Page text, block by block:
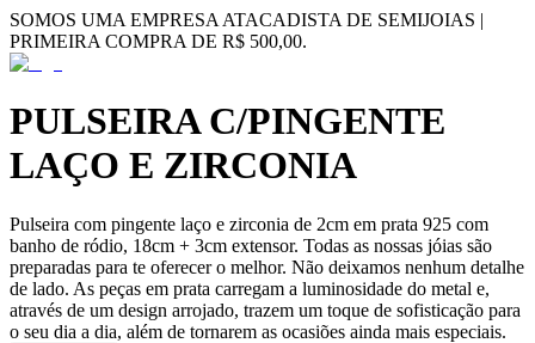
SOMOS UMA EMPRESA ATACADISTA DE SEMIJOIAS |
PRIMEIRA COMPRA DE R$ 500,00.
PULSEIRA C/PINGENTE
LAÇO E ZIRCONIA
Pulseira com pingente laço e zirconia de 2cm em prata 925 com
banho de ródio, 18cm + 3cm extensor. Todas as nossas jóias são
preparadas para te oferecer o melhor. Não deixamos nenhum detalhe
de lado. As peças em prata carregam a luminosidade do metal e,
através de um design arrojado, trazem um toque de sofisticação para
o seu dia a dia, além de tornarem as ocasiões ainda mais especiais.